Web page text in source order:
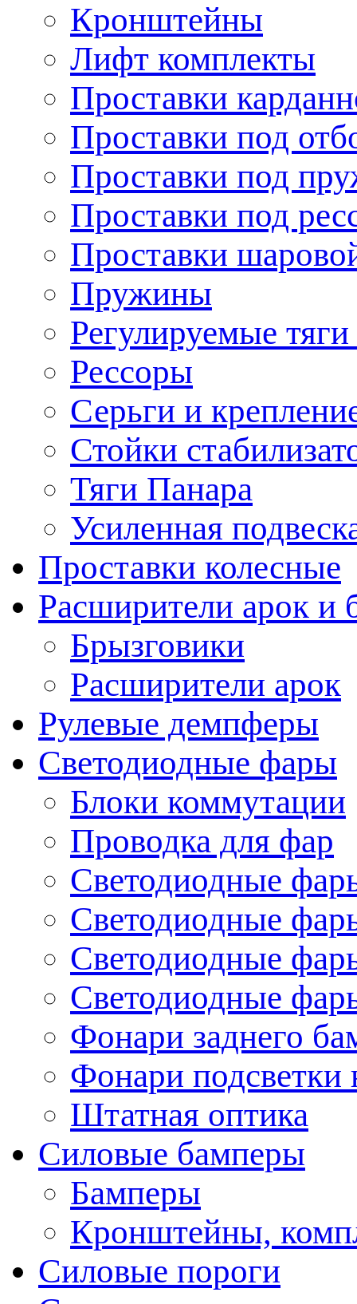
Кронштейны
Лифт комплекты
Проставки
Проставки под
Проставки под
Проставки под
Проставки
Пружины
Регулируемые
Рессоры
Серьги и
Стойки
Тяги Панара
Усиленная
Проставки колесные
Расширители арок и
Брызговики
Расширители арок
Рулевые демпферы
Светодиодные фары
Блоки коммутации
Проводка для фар
Светодиодные
Светодиодные
Светодиодные
Светодиодные
Фонари заднего
Фонари подсветки
Штатная оптика
Силовые бамперы
Бамперы
Кронштейны,
Силовые пороги